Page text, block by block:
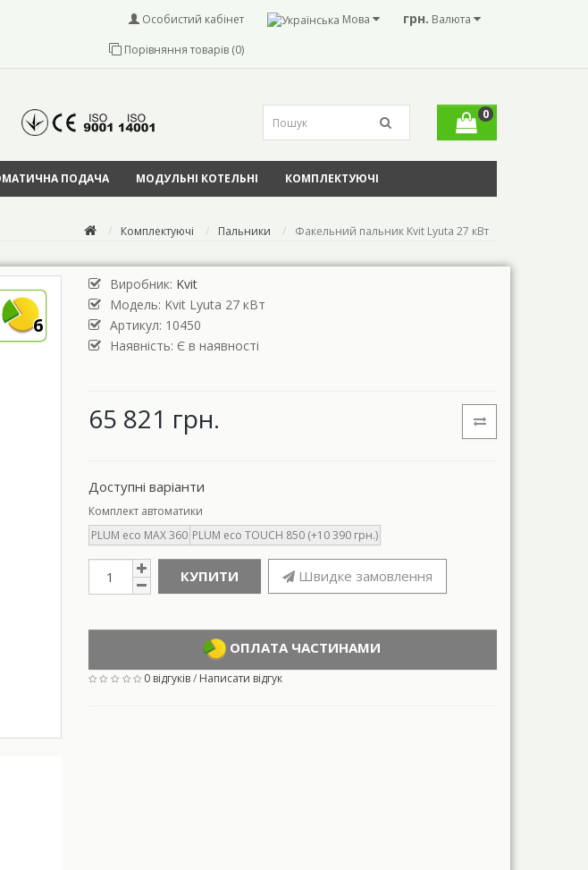
грн. Валюта
Мова
Особистий кабінет
Порівняння товарів (0)
0
ПОДАЧА МОДУЛЬНІ КОТЕЛЬНІ КОМПЛЕКТУЮЧІ
Комплектуючі Пальники Факельний пальник Kvit Lyuta 27 кВт
6
Виробник: Kvit
Модель: Kvit Lyuta 27 кВт
Артикул: 10450
Наявність: Є в наявності
65 821 грн.
Доступні варіанти
Комплект автоматики
PLUM eco MAX 360 PLUM eco TOUCH 850 (+10 390 грн.)
КУПИТИ Швидке замовлення
ОПЛАТА ЧАСТИНАМИ
0 відгуків/ Написати відгук